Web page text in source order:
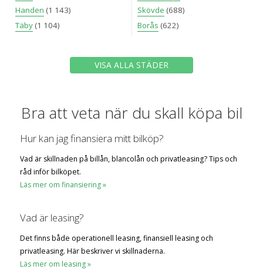
Handen (1 143)
Täby (1 104)
Skövde (688)
Borås (622)
VISA ALLA STÄDER
Bra att veta när du skall köpa bil
Hur kan jag finansiera mitt bilköp?
Vad är skillnaden på billån, blancolån och privatleasing? Tips och
råd inför bilköpet.
Läs mer om finansiering »
Vad är leasing?
Det finns både operationell leasing, finansiell leasing och
privatleasing. Här beskriver vi skillnaderna.
Läs mer om leasing »